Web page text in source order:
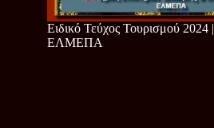
Ειδικό Τεύχος Τουρισμού 2024 |
ΕΛΜΕΠΑ